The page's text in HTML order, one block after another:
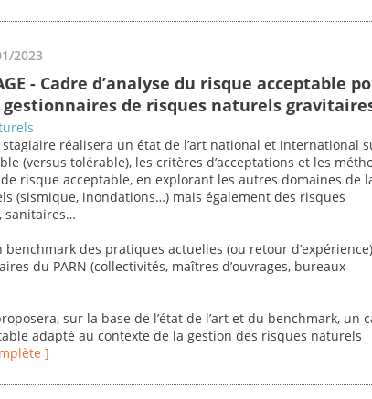
2023
- Cadre d’analyse du risque acceptable
gestionnaires de risques naturels
réalisera un état de l’art national et international
(versus tolérable), les critères d’acceptations et les
risque acceptable, en explorant les autres domaines de
(sismique, inondations…) mais également des risques
sanitaires…
des pratiques actuelles (ou retour d’expérience)
du PARN (collectivités, maîtres d’ouvrages, bureaux
sur la base de l’état de l’art et du benchmark, un
adapté au contexte de la gestion des risques naturels
]